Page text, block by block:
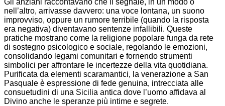
nell’altro, arrivasse davvero: una voce lontana, un suono
improvviso, oppure un rumore terribile (quando la risposta
era negativa) diventavano sentenze infallibili. Queste
pratiche mostrano come la religione popolare funga da rete
di sostegno psicologico e sociale, regolando le emozioni,
consolidando legami comunitari e fornendo strumenti
simbolici per affrontare le incertezze della vita quotidiana.
Purificata da elementi scaramantici, la venerazione a San
Pasquale è espressione di fede genuina, intrecciata alle
consuetudini di una Sicilia antica dove l’uomo affidava al
Divino anche le speranze più intime e segrete.